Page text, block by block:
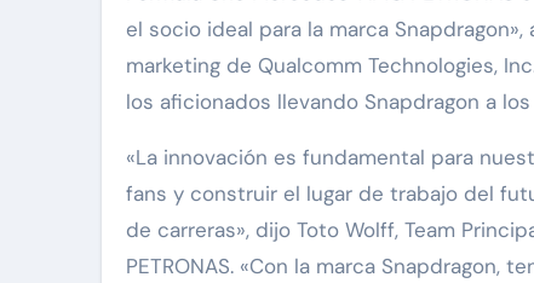
el socio ideal para la marca
marketing de Qualcomm Technologies,
los aficionados llevando Snapdragon a
«La innovación es fundamental para
fans y construir el lugar de trabajo del
de carreras», dijo Toto Wolff, Team
PETRONAS. «Con la marca Snapdragon,